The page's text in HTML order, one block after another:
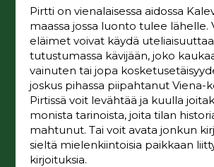
Pirtti on vienalaisessa aidossa
maassa jossa luonto tulee lähelle.
eläimet voivat käydä
tutustumassa kävijään, joko
vainuten tai jopa
joskus pihassa piipahtanut Viena-
Pirtissä voit levähtää ja kuulla
monista tarinoista, joita tilan
mahtunut. Tai voit avata jonkun
sieltä mielenkiintoisia paikkaan
kirjoituksia.